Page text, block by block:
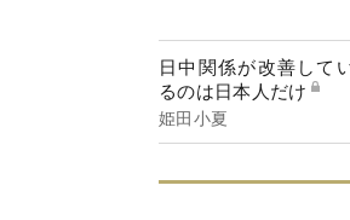
日中関係が改善して
るのは日本人だけ
姫田小夏